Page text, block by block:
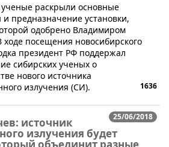
раскрыли основные
предназначение установки,
одобрено Владимиром
посещения новосибирского
президент РФ поддержал
сибирских ученых о
нового источника
излучения (СИ).
1636
25/06/2018
источник
излучения будет
объединит разные